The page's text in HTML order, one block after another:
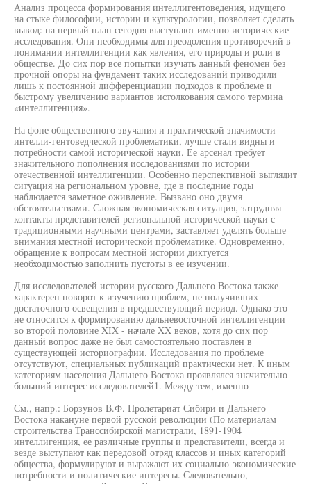
Анализ процесса формирования интеллигентоведения, идущего
на стыке философии, истории и культурологии, позволяет сделать
вывод: на первый план сегодня выступают именно исторические
исследования. Они необходимы для преодоления противоречий в
понимании интеллигенции как явления, его природы и роли в
обществе. До сих пор все попытки изучать данный феномен без
прочной опоры на фундамент таких исследований приводили
лишь к постоянной дифференциации подходов к проблеме и
быстрому увеличению вариантов истолкования самого термина
«интеллигенция».
На фоне общественного звучания и практической значимости
интелли-гентоведческой проблематики, лучше стали видны и
потребности самой исторической науки. Ее арсенал требует
значительного пополнения исследованиями по истории
отечественной интеллигенции. Особенно перспективной выглядит
ситуация на региональном уровне, где в последние годы
наблюдается заметное оживление. Вызвано оно двумя
обстоятельствами. Сложная экономическая ситуация, затрудняя
контакты представителей региональной исторической науки с
традиционными научными центрами, заставляет уделять больше
внимания местной исторической проблематике. Одновременно,
обращение к вопросам местной истории диктуется
необходимостью заполнить пустоты в ее изучении.
Для исследователей истории русского Дальнего Востока также
характерен поворот к изучению проблем, не получивших
достаточного освещения в предшествующий период. Однако это
не относится к формированию дальневосточной интеллигенции
во второй половине XIX - начале XX веков, хотя до сих пор
данный вопрос даже не был самостоятельно поставлен в
существующей историографии. Исследования по проблеме
отсутствуют, специальных публикаций практически нет. К иным
категориям населения Дальнего Востока проявлялся значительно
больший интерес исследователей1. Между тем, именно
См., напр.: Борзунов В.Ф. Пролетариат Сибири и Дальнего
Востока накануне первой русской революции (По материалам
строительства Транссибирской магистрали, 1891-1904
интеллигенция, ее различные группы и представители, всегда и
везде выступают как передовой отряд классов и иных категорий
общества, формулируют и выражают их социально-экономические
потребности и политические интересы. Следовательно,